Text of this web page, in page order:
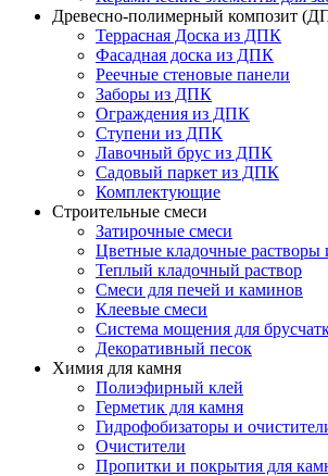
Древесно-полимерный композит
Террасная Доска из ДПК
Фасадная доска из ДПК
Реечные стеновые панели
Заборы из ДПК
Ограждения из ДПК
Ступени из ДПК
Лавочный брус из ДПК
Садовый паркет из ДПК
Комплектующие
Строительные смеси
Затирочные смеси
Цветные кладочные растворы
Теплый кладочный раствор
Смеси для печей и каминов
Клеевые смеси
Система мощения для
Декоративный песок
Химия для камня
Полиэфирный клей
Герметик для камня
Гидрофобизаторы и
Очистители
Пропитки и покрытия для